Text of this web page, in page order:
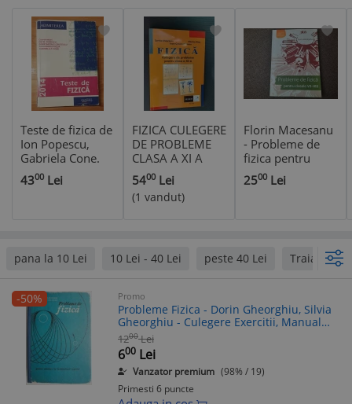
Teste de fizica de
Ion Popescu,
Gabriela Cone.
Admiterea
Politehnica 2014
4300 Lei
FIZICA CULEGERE
DE PROBLEME
CLASA A XI A
CORINA
DOBRESCU
,FLORINA STAN ,
NEDION .
5400 Lei
(1 vandut)
Florin Macesanu
- Probleme de
fizica pentru
clasele VII-VIII
26/2
2500 Lei
pana la 10 Lei 10 Lei - 40 Lei peste 40 Lei Traian
-50% Promo
Probleme Fizica - Dorin Gheorghiu, Silvia
Gheorghiu - Culegere Exercitii, Manual
Fizica
1200 Lei
600 Lei
Vanzator premium (98% / 19)
Primesti 6 puncte